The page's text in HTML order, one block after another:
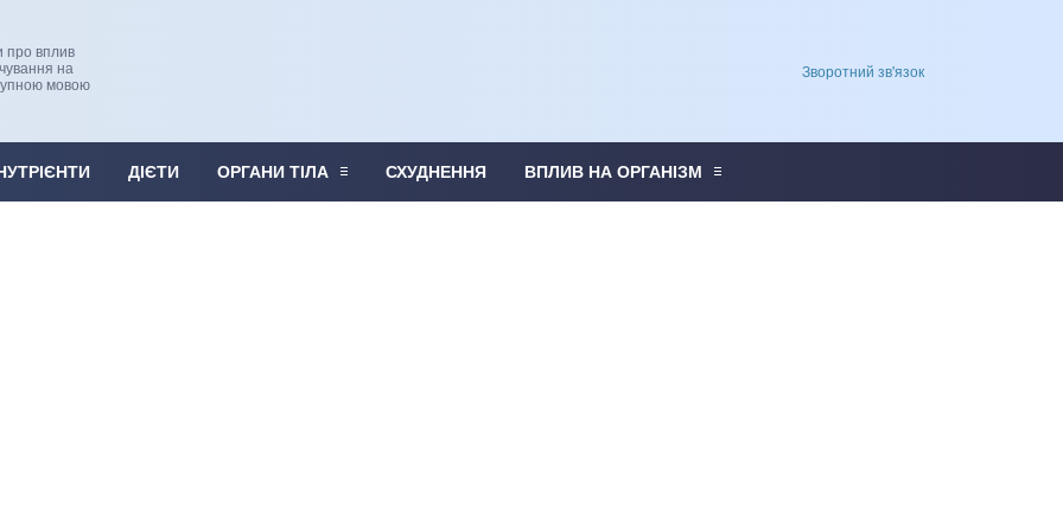
про вплив
на
мовою
ДІЄТИ ОРГАНИ ТІЛА СХУДНЕННЯ ВПЛИВ НА ОРГАНІЗМ
Зворотний зв'язок